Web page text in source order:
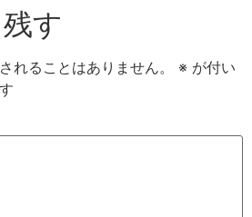
す
れることはありません。 ※ が付い